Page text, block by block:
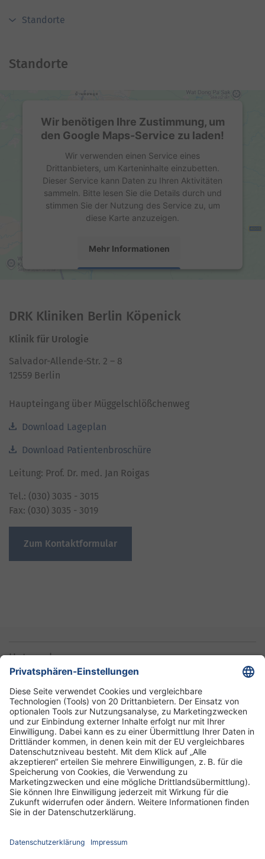
Standorte
Standorte
Wir benötigen Ihre Zustimmung, um
den Google Maps-Service zu laden!
Wir verwenden einen Service eines
Drittanbieters, um Karteninhalte einzubetten.
Dieser Service kann Daten zu Ihren Aktivitäten
sammeln. Bitte lesen Sie die Details durch und
stimmen Sie der Nutzung des Service zu, um
diese Karte anzuzeigen.
Mehr Informationen
Platform
DRK Kliniken Berlin Köpenick
Klinik für Urologie
Salvador-Allende-Str. 2 – 8
12559 Berlin
Haupteingang über Müggelschlößchenweg
Download Lageplan
Download Patientenbroschüre
Leitung: Prof. Dr. med. Jan Roigas
Tel.: (030) 3035 - 3015
Fax: (030) 3035 - 3019
Zum Kontaktformular
Unternehmen
Informationen
Standorte
DRK-Schwesternschaft Berlin
Impressum